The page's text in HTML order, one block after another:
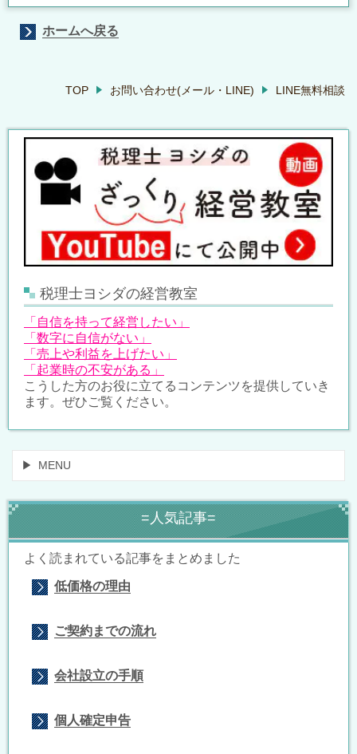
ホームへ戻る
TOP お問い合わせ(メール・LINE) LINE無料相談
税理士ヨシダの経営教室
「自信を持って経営したい」
「数字に自信がない」
「売上や利益を上げたい」
「起業時の不安がある」
こうした方のお役に立てるコンテンツを提供していき
ます。ぜひご覧ください。
MENU
=人気記事=
よく読まれている記事をまとめました
低価格の理由
ご契約までの流れ
会社設立の手順
個人確定申告